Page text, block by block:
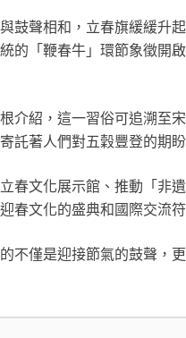
鼓聲相和，立春旗緩緩升
的「鞭春牛」環節象徵開
介紹，這一習俗可追溯至
託著人們對五穀豐登的期盼
春文化展示館、推動「非
春文化的盛典和國際交流符
不僅是迎接節氣的鼓聲，